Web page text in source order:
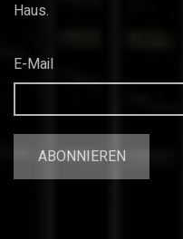
Haus.
E-Mail